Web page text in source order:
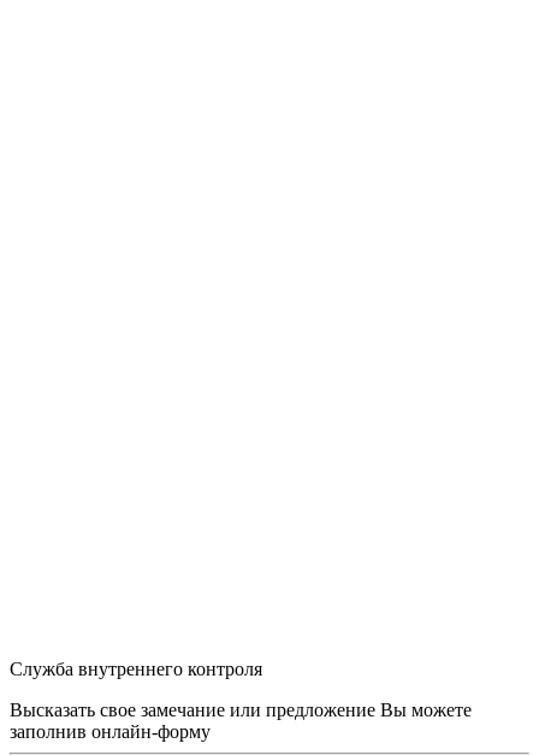
Служба внутреннего контроля
Высказать свое замечание или предложение Вы можете
заполнив онлайн-форму